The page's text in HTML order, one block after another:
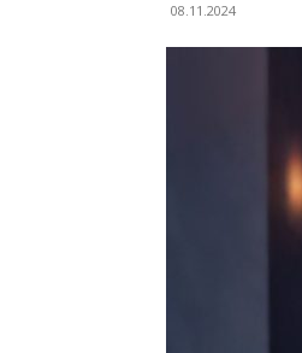
08.11.2024